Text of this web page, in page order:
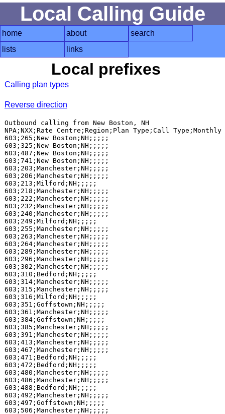
Local Calling Guide
home about
search
lists
links
Local prefixes
Calling plan types
Reverse direction
Outbound calling from New Boston, NH
NPA;NXX;Rate Centre;Region;Plan Type;Call
603;265;New Boston;NH;;;;;
603;325;New Boston;NH;;;;;
603;487;New Boston;NH;;;;;
603;741;New Boston;NH;;;;;
603;203;Manchester;NH;;;;;
603;206;Manchester;NH;;;;;
603;213;Milford;NH;;;;;
603;218;Manchester;NH;;;;;
603;222;Manchester;NH;;;;;
603;232;Manchester;NH;;;;;
603;240;Manchester;NH;;;;;
603;249;Milford;NH;;;;;
603;255;Manchester;NH;;;;;
603;263;Manchester;NH;;;;;
603;264;Manchester;NH;;;;;
603;289;Manchester;NH;;;;;
603;296;Manchester;NH;;;;;
603;302;Manchester;NH;;;;;
603;310;Bedford;NH;;;;;
603;314;Manchester;NH;;;;;
603;315;Manchester;NH;;;;;
603;316;Milford;NH;;;;;
603;351;Goffstown;NH;;;;;
603;361;Manchester;NH;;;;;
603;384;Goffstown;NH;;;;;
603;385;Manchester;NH;;;;;
603;391;Manchester;NH;;;;;
603;413;Manchester;NH;;;;;
603;467;Manchester;NH;;;;;
603;471;Bedford;NH;;;;;
603;472;Bedford;NH;;;;;
603;480;Manchester;NH;;;;;
603;486;Manchester;NH;;;;;
603;488;Bedford;NH;;;;;
603;492;Manchester;NH;;;;;
603;497;Goffstown;NH;;;;;
603;506;Manchester;NH;;;;;